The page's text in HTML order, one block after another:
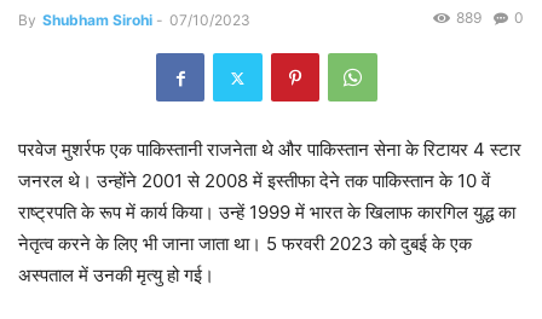
By Shubham Sirohi - 07/10/2023 0
889
परवेज मुशर्रफ एक पाकिस्तानी राजनेता थे और पाकिस्तान सेना के रिटायर 4 स्टार
जनरल थे। उन्होंने 2001 से 2008 में इस्तीफा देने तक पाकिस्तान के 10 वें
राष्ट्रपति के रूप में कार्य किया। उन्हें 1999 में भारत के खिलाफ कारगिल युद्ध का
नेतृत्व करने के लिए भी जाना जाता था। 5 फरवरी 2023 को दुबई के एक
अस्पताल में उनकी मृत्यु हो गई।